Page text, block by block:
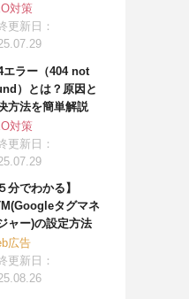
対策
更新日：
エラー（404 not
）とは？原因と
方法を簡単解説
対策
更新日：
分でわかる】
タグマネ
ャー)の設定方法
広告
更新日：